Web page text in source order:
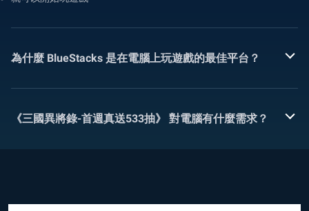
為什麼 BlueStacks 是在電腦上玩遊戲的最佳平台？
《三國異將錄-首週真送533抽》 對電腦有什麼需求？